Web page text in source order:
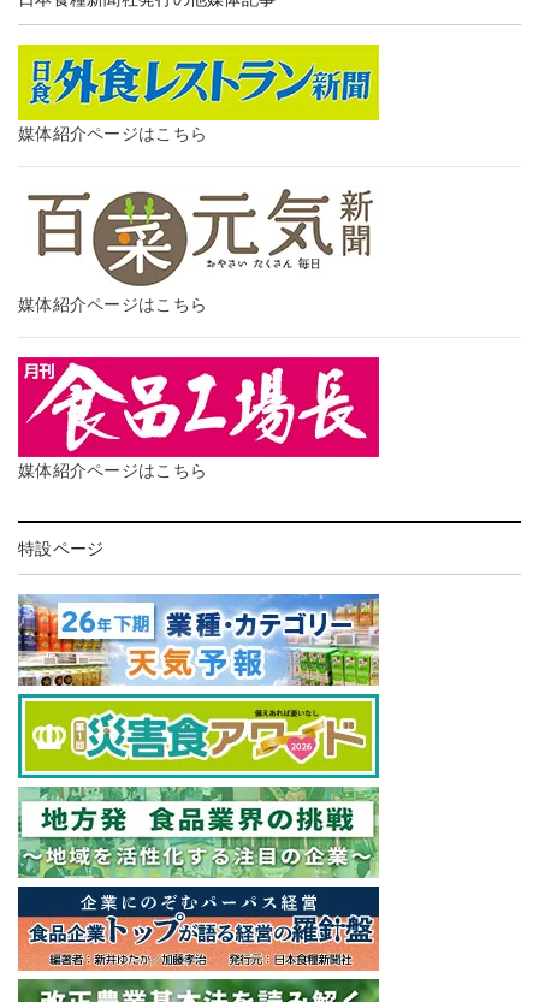
媒体紹介ページはこちら
媒体紹介ページはこちら
媒体紹介ページはこちら
特設ページ